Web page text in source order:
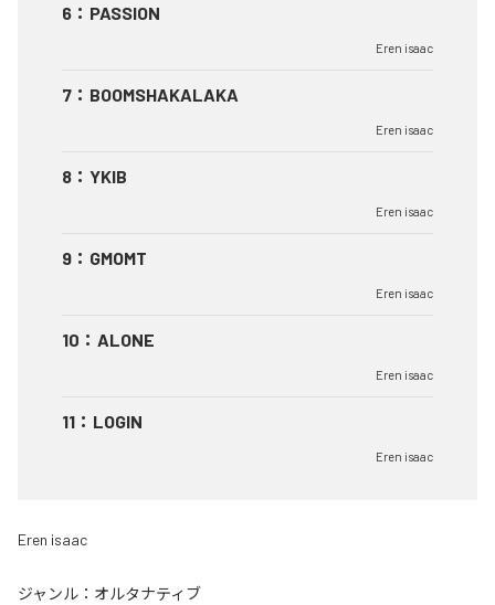
6 ： PASSION
Eren isaac
7 ： BOOMSHAKALAKA
Eren isaac
8 ： YKIB
Eren isaac
9 ： GMOMT
Eren isaac
10 ： ALONE
Eren isaac
11 ： LOGIN
Eren isaac
Eren isaac
ジャンル： オルタナティブ